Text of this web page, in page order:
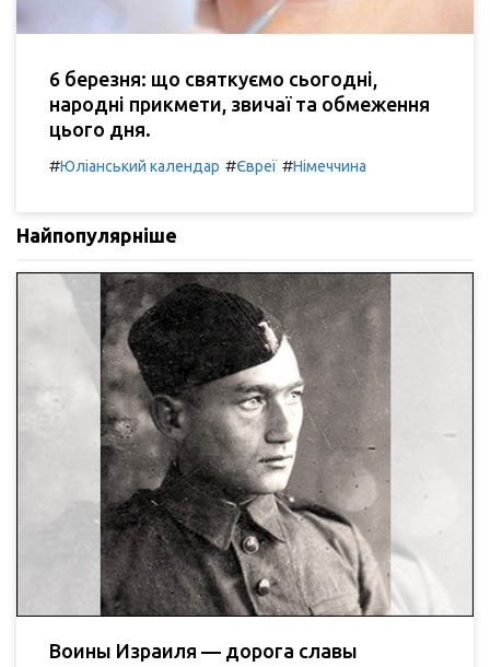
6 березня: що святкуємо сьогодні,
народні прикмети, звичаї та обмеження
цього дня.
#Юліанський календар #Євреї #Німеччина
Найпопулярніше
Воины Израиля — дорога славы